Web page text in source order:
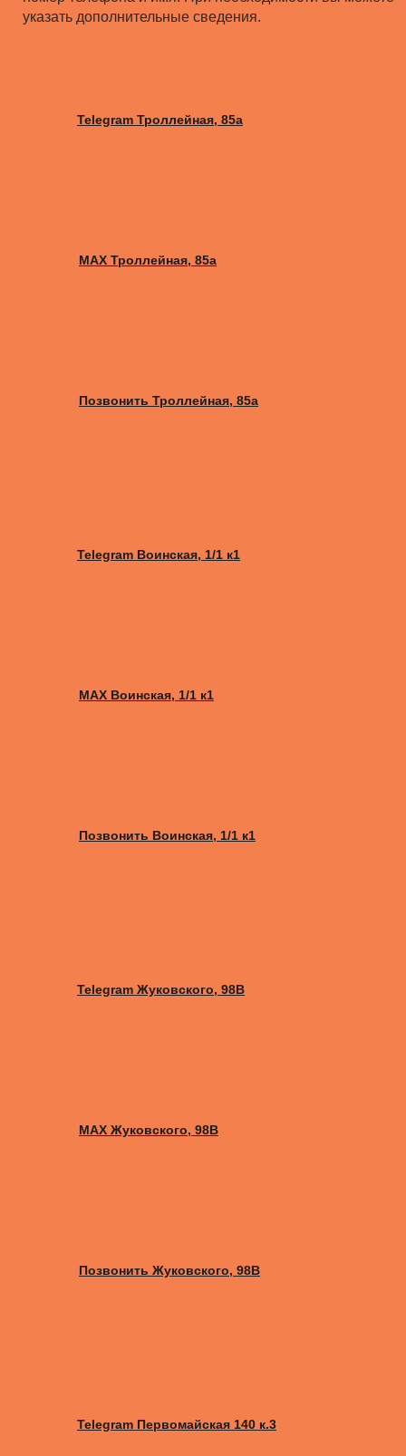
указать дополнительные сведения.
Telegram Троллейная, 85а
MAX Троллейная, 85а
Позвонить Троллейная, 85а
Telegram Воинская, 1/1 к1
MAX Воинская, 1/1 к1
Позвонить Воинская, 1/1 к1
Telegram Жуковского, 98B
MAX Жуковского, 98B
Позвонить Жуковского, 98B
Telegram Первомайская 140 к.3